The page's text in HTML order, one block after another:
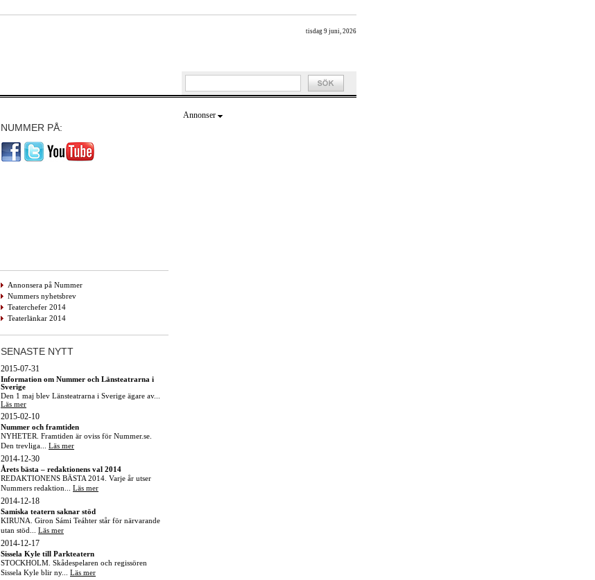
tisdag 9 juni, 2026
NUMMER PÅ:
Annonsera på Nummer
Nummers nyhetsbrev
Teaterchefer 2014
Teaterlänkar 2014
SENASTE NYTT
2015-07-31
Information om Nummer och Länsteatrarna i
Sverige
Den 1 maj blev Länsteatrarna i Sverige ägare av...
Läs mer
2015-02-10
Nummer och framtiden
NYHETER. Framtiden är oviss för Nummer.se.
Den trevliga... Läs mer
2014-12-30
Årets bästa – redaktionens val 2014
REDAKTIONENS BÄSTA 2014. Varje år utser
Nummers redaktion... Läs mer
2014-12-18
Samiska teatern saknar stöd
KIRUNA. Giron Sámi Teáhter står för närvarande
utan stöd... Läs mer
2014-12-17
Sissela Kyle till Parkteatern
STOCKHOLM. Skådespelaren och regissören
Sissela Kyle blir ny... Läs mer
Annonser